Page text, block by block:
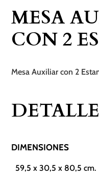
cantidad
MESA
CON 2
Mesa Auxiliar con 2
DIMENSIONES
59,5 x 30,5 x 80,5 cm.